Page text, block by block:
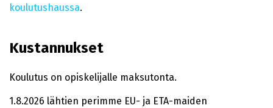
koulutushaussa.
Kustannukset
Koulutus on opiskelijalle maksutonta.
1.8.2026 lähtien perimme EU- ja ETA-maiden